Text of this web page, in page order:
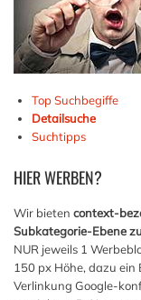
Top Suchbegiffe
Detailsuche
Suchtipps
HIERWERBEN?
Wir bieten context-
Subkategorie-Ebene
NUR jeweils 1
150 px Höhe, dazu ein
Verlinkung Google-